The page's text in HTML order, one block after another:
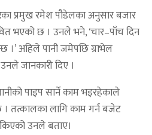
प्रमुख रमेश पौडेलका अनुसार बजार
भएको छ । उनले भने, ‘चार–पाँच दिन
।’ अहिले पानी जमेपछि ग्राभेल
जानकारी दिए ।
पाइप सार्ने काम भइरहेकाले
तत्कालका लागि काम गर्न बजेट
उनले बताए।